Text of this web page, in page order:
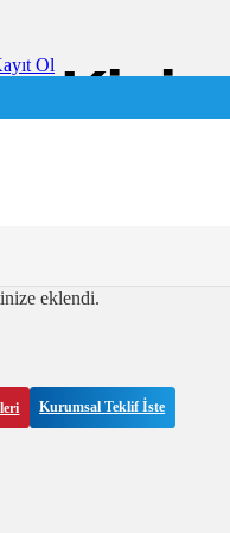
Ol
eklendi.
Kurumsal Teklif İste
ve